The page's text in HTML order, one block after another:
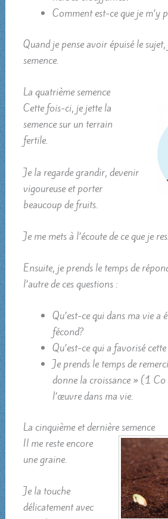
Comment est-ce que je m’y
Quand je pense avoir épuisé le
semence.
La quatrième semence
Cette fois-ci, je jette la
semence sur un terrain
fertile.
Je la regarde grandir, devenir
vigoureuse et porter
beaucoup de fruits.
Je me mets à l’écoute de ce que je
Ensuite, je prends le temps de
l’autre de ces questions :
Qu’est-ce qui dans ma vie a
fécond?
Qu’est-ce qui a favorisé
Je prends le temps de
donne la croissance » (1
l’œuvre dans ma vie.
La cinquième et dernière semence
Il me reste encore
une graine.
Je la touche
délicatement avec